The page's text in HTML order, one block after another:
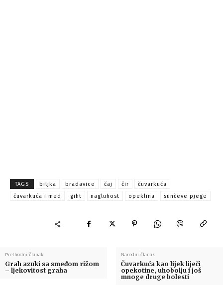
TAGS biljka bradavice čaj čir
čuvarkuća
čuvarkuća i med
giht nagluhost opeklina sunčeve pjege
Prethodni članak
Grah azuki sa smeđom rižom
– ljekovitost graha
Naredni članak
Čuvarkuća kao lijek liječi
opekotine, uhobolju i još
mnoge druge bolesti